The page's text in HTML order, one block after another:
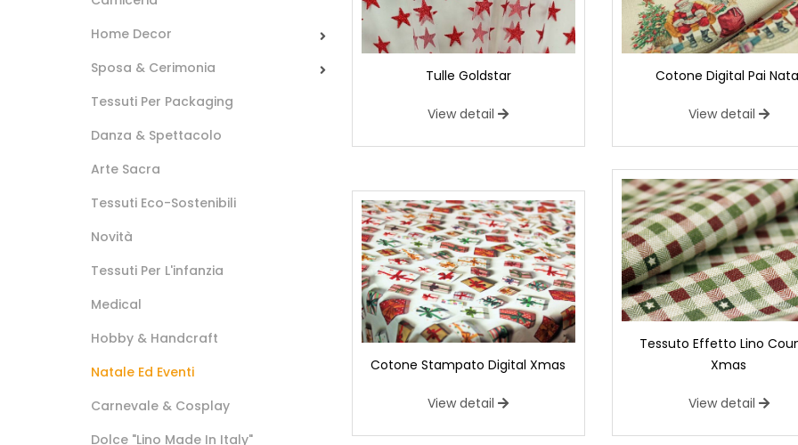
Tulle Goldstar
View detail
Cotone Digital Pai
View detail
Cotone Stampato Digital Xmas
View detail
Tessuto Effetto Lino
Xmas
View detail
Home Decor
Sposa & Cerimonia
Tessuti Per Packaging
Danza & Spettacolo
Arte Sacra
Tessuti Eco-Sostenibili
Novità
Tessuti Per L'infanzia
Medical
Hobby & Handcraft
Natale Ed Eventi
Carnevale & Cosplay
Dolce "lino Made In Italy"